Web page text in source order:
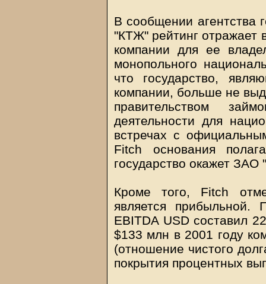
В сообщении агентства
"КТЖ" рейтинг отражает
компании для ее
монопольного
что государство,
компании, больше не
правительством
деятельности для
встречах с
Fitch основания
государство окажет
Кроме того, Fitch
является прибыльной.
EBITDA USD составил
$133 млн в 2001 году
(отношение чистого
покрытия процентных